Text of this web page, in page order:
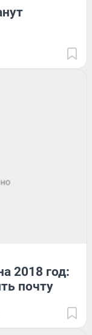
2018 год:
почту